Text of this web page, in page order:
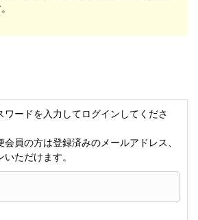
ワードを入力してログインしてくださ
員の方は登録済みのメールアドレス、
ただけます。